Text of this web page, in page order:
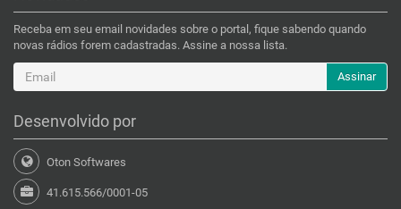
Receba em seu email novidades sobre o portal, fique sabendo quando
novas rádios forem cadastradas. Assine a nossa lista.
Assinar
Desenvolvido por
Oton Softwares
41.615.566/0001-05